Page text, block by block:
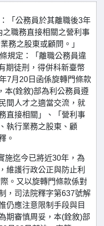
「公務員於其離職後3年
職務直接相關之營利事
務之股東或顧問。」
規定：「離職公務員違
期徒刑，得併科新臺幣
7月20日函係旋轉門條款
本(銓敘)部為利公務員遵
間人才之適當交流，就
直接相關」、「營利事
執行業務之股東、顧
。
施迄今已將近30年，為
維護行政公正與防止利
。又以旋轉門條款係對
，司法院釋字第637號解
仍應注意限制手段與目
期審慎周妥，本(銓敘)部